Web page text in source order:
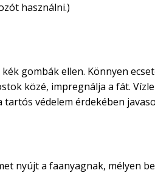
használni.)
gombák ellen. Könnyen
közé, impregnálja a fát.
védelem érdekében
nyújt a faanyagnak, mélyen